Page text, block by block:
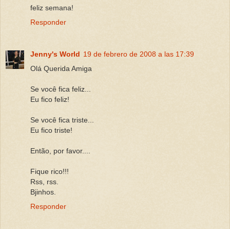
feliz semana!
Responder
Jenny's World 19 de febrero de 2008 a las 17:39
Olá Querida Amiga
Se você fica feliz...
Eu fico feliz!
Se você fica triste...
Eu fico triste!
Então, por favor....
Fique rico!!!
Rss, rss.
Bjinhos.
Responder